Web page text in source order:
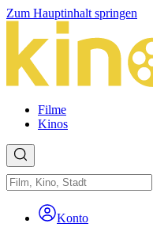
Zum Hauptinhalt springen
Filme
Kinos
Konto